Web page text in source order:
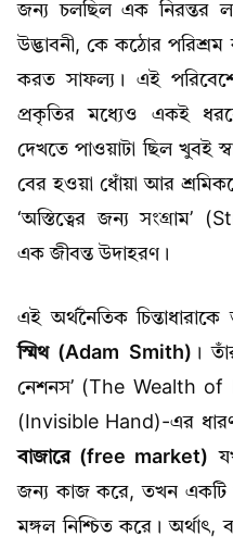
জন্য চলছিল এক নিরন্তর
উদ্ভাবনী, কে কঠোর
করত সাফল্য। এই
প্রকৃতির মধ্যেও একই
দেখতে পাওয়াটা ছিল খুবই
বের হওয়া ধোঁয়া আর
‘অস্তিত্বের জন্য
এক জীবন্ত উদাহরণ।
এই অর্থনৈতিক
স্মিথ (Adam Smith) ।
নেশনস’ (The Wealth of
(Invisible Hand)-এর
বাজারে (free market)
জন্য কাজ করে, তখন একটি
মঙ্গল নিশ্চিত করে। অর্থাৎ,